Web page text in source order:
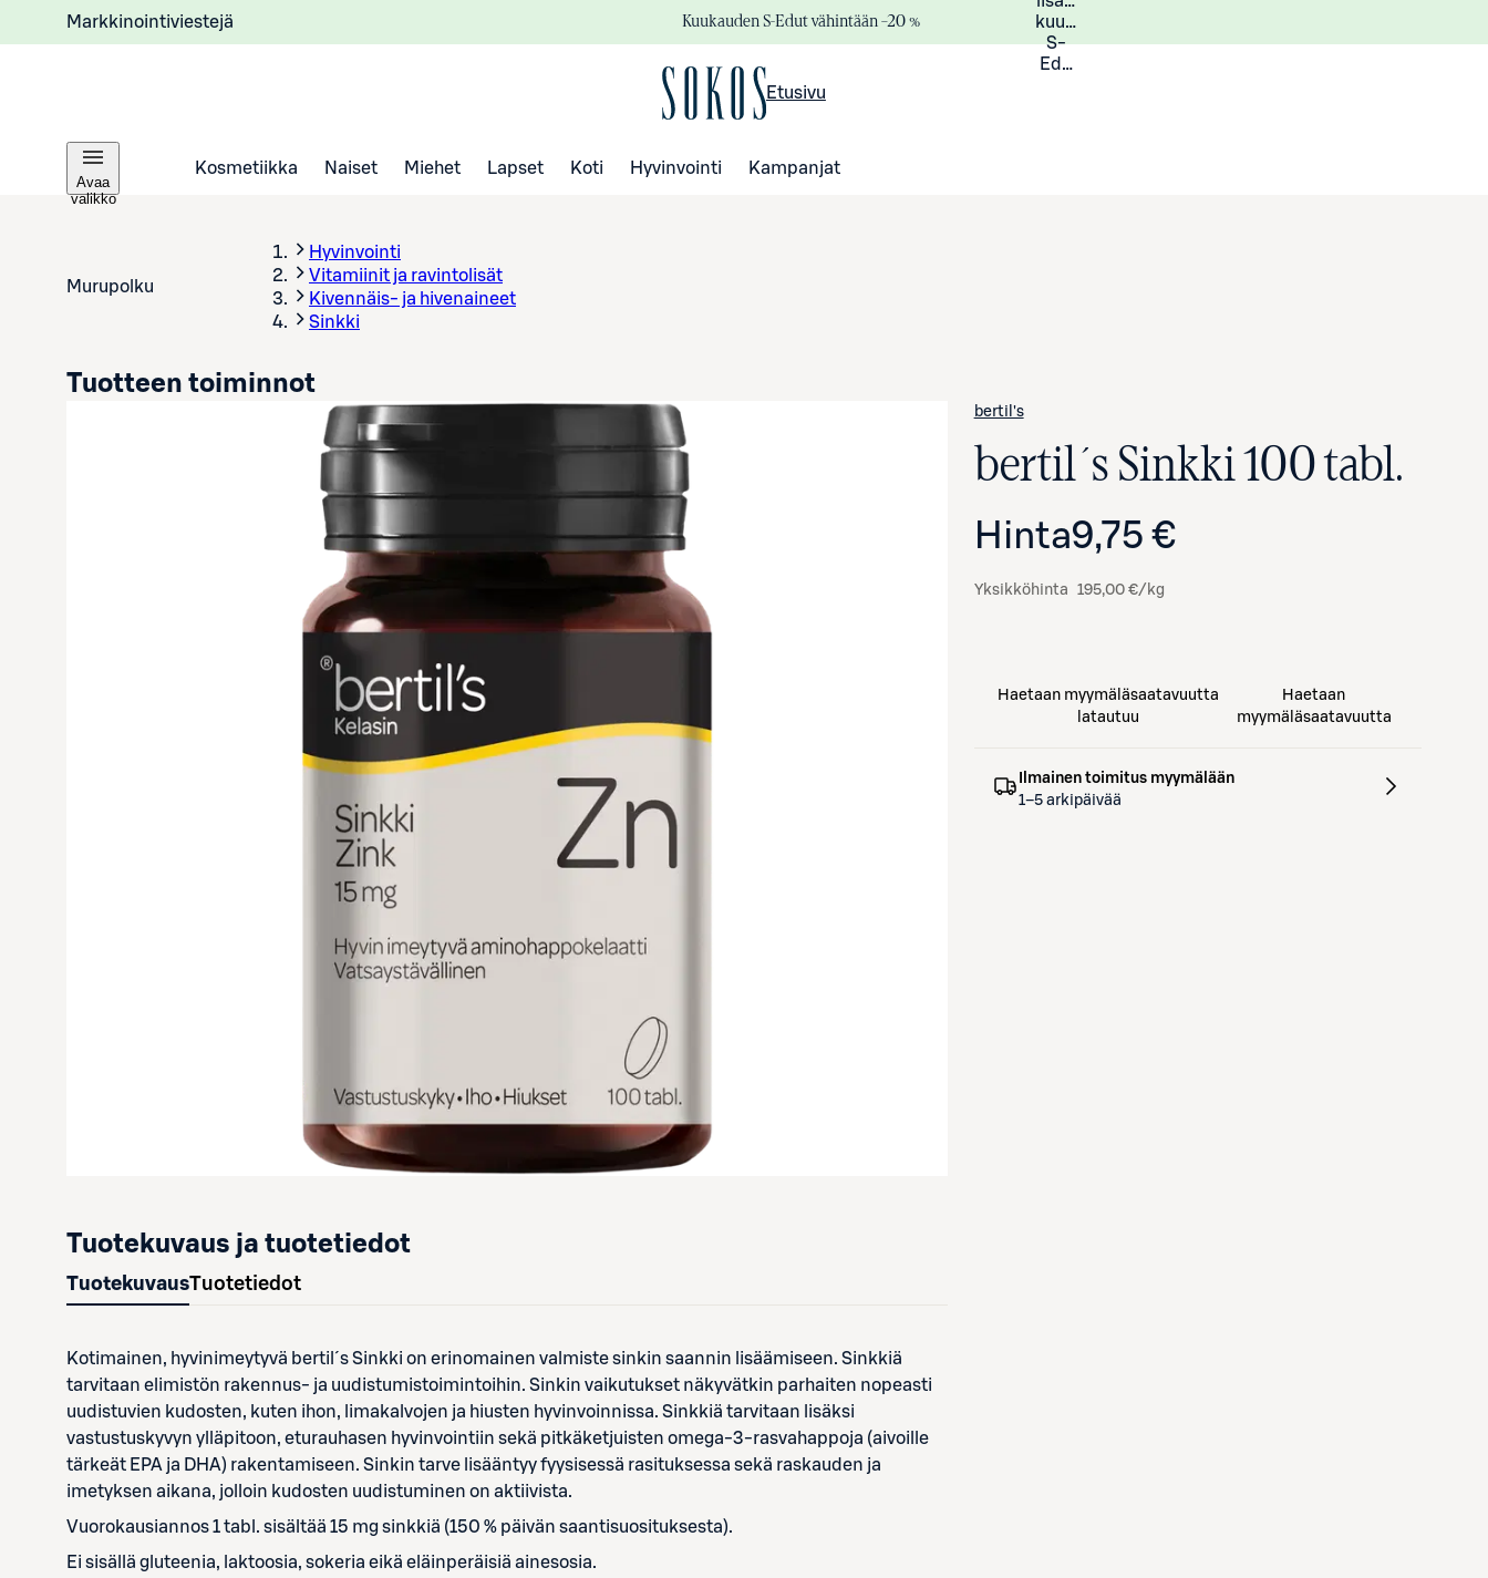
Markkinointiviestejä Kuukauden S-Edut vähintään –20 %
kuukauden
S-
Eduista
Etusivu
Avaa
valikko
Kosmetiikka Naiset Miehet Lapset Koti Hyvinvointi Kampanjat
Murupolku
Hyvinvointi
Vitamiinit ja ravintolisät
Kivennäis- ja hivenaineet
Sinkki
Avaa tuotekuva suurennettuna
bertil's
bertil´s Sinkki 100 tabl.
Hinta9,75 €
Yksikköhinta 195,00 €/kg
Tuotteen toiminnot
Haetaan myymäläsaatavuutta
latautuu
Haetaan
myymäläsaatavuutta
Ilmainen toimitus myymälään
1–5 arkipäivää
Tuotekuvaus ja tuotetiedot
TuotekuvausTuotetiedot
Kotimainen, hyvinimeytyvä bertil´s Sinkki on erinomainen valmiste sinkin saannin lisäämiseen. Sinkkiä
tarvitaan elimistön rakennus- ja uudistumistoimintoihin. Sinkin vaikutukset näkyvätkin parhaiten nopeasti
uudistuvien kudosten, kuten ihon, limakalvojen ja hiusten hyvinvoinnissa. Sinkkiä tarvitaan lisäksi
vastustuskyvyn ylläpitoon, eturauhasen hyvinvointiin sekä pitkäketjuisten omega-3-rasvahappoja (aivoille
tärkeät EPA ja DHA) rakentamiseen. Sinkin tarve lisääntyy fyysisessä rasituksessa sekä raskauden ja
imetyksen aikana, jolloin kudosten uudistuminen on aktiivista.
Vuorokausiannos 1 tabl. sisältää 15 mg sinkkiä (150 % päivän saantisuosituksesta).
Ei sisällä gluteenia, laktoosia, sokeria eikä eläinperäisiä ainesosia.